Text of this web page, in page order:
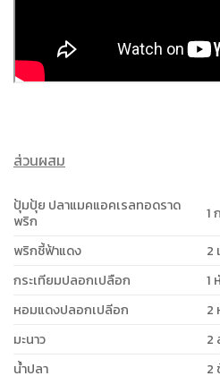
ส่วนผสม
ปุ้มปุ้ย ปลาแมคแอคเรลทอดราด
พริก
1
พริกชี้ฟ้าแดง
2
กระเทียมปลอกเปลือก
1
หอมแดงปลอกเปลีอก
2
มะนาว
2
น้ำปลา
2